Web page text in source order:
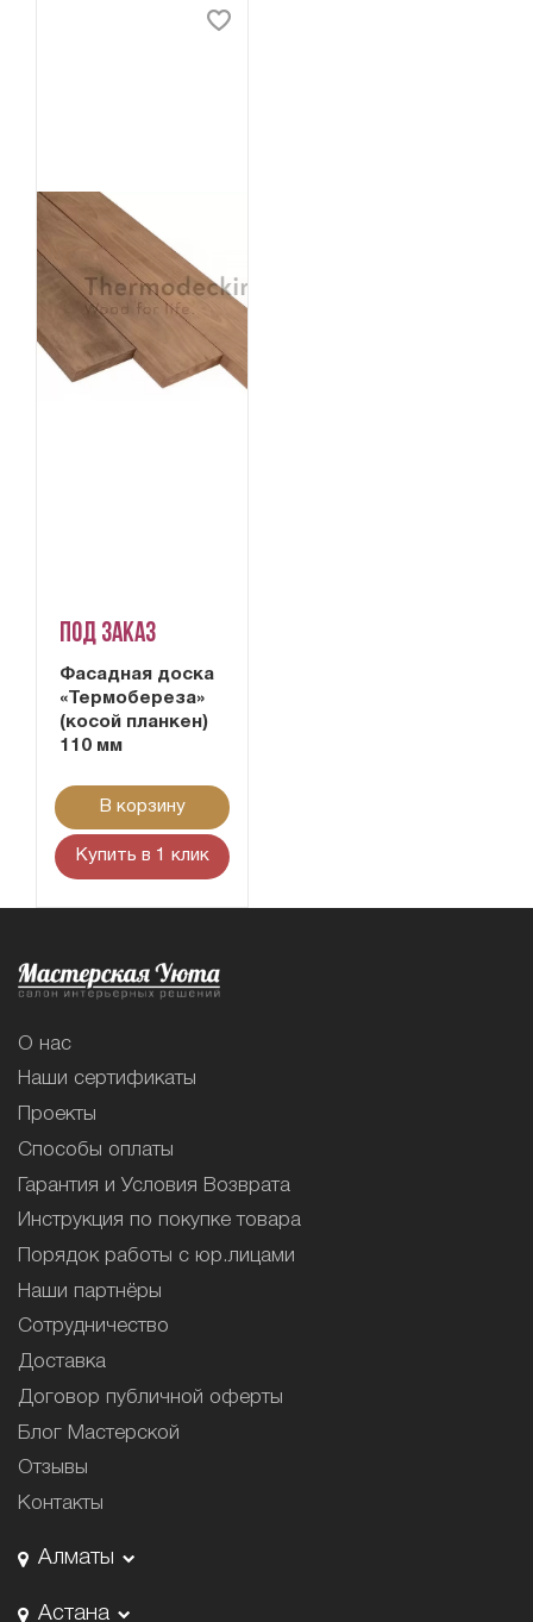
Под заказ
Фасадная доска
«Термобереза»
(косой планкен)
110 мм
В корзину
Купить в 1 клик
О нас
Наши сертификаты
Проекты
Способы оплаты
Гарантия и Условия Возврата
Инструкция по покупке товара
Порядок работы с юр.лицами
Наши партнёры
Сотрудничество
Доставка
Договор публичной оферты
Блог Мастерской
Отзывы
Контакты
Алматы
Астана